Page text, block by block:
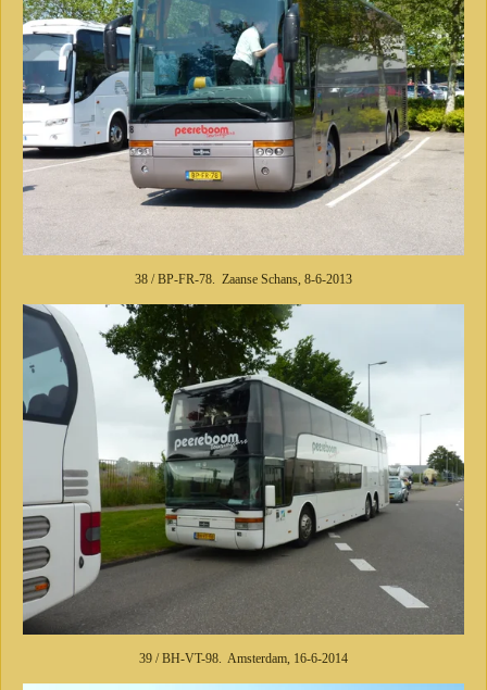
38 / BP-FR-78. Zaanse Schans, 8-6-2013
39 / BH-VT-98. Amsterdam, 16-6-2014